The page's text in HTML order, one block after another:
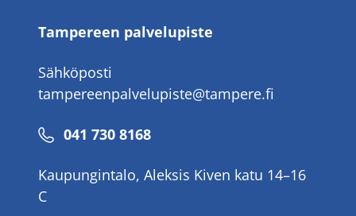
Tampereen palvelupiste
Sähköposti
tampereenpalvelupiste@tampere.fi
Puhelinnumero
041 730 8168
Kaupungintalo, Aleksis Kiven katu 14–16
C